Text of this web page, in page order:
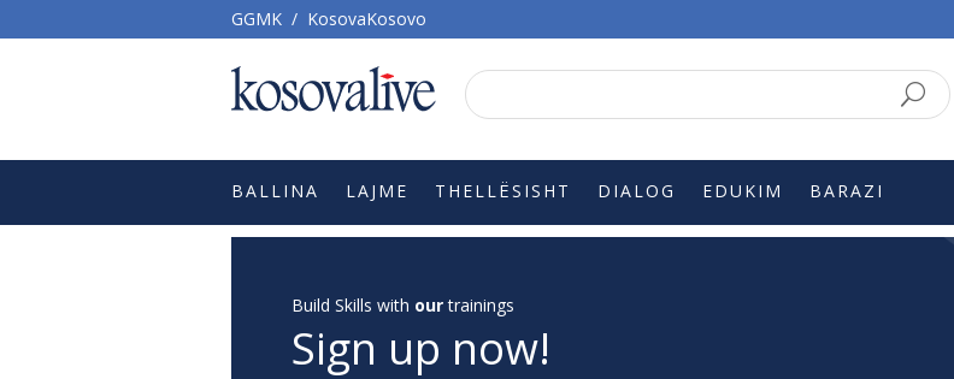
GGMK / KosovaKosovo
BALLINA LAJME THELLËSISHT DIALOG EDUKIM BARAZI
Build Skills with ourtrainings
Sign up now!